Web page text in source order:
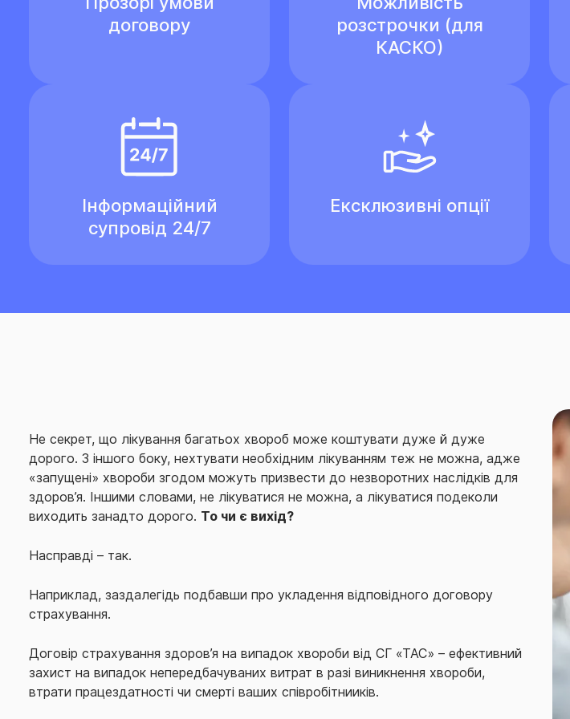
договору
розстрочки (для
КАСКО)
Інформаційний
супровід 24/7
Ексклюзивні опції
Не секрет, що лікування багатьох хвороб може коштувати дуже й дуже
дорого. З іншого боку, нехтувати необхідним лікуванням теж не можна, адже
«запущені» хвороби згодом можуть призвести до незворотних наслідків для
здоров’я. Іншими словами, не лікуватися не можна, а лікуватися подеколи
виходить занадто дорого. То чи є вихід?
Насправді – так.
Наприклад, заздалегідь подбавши про укладення відповідного договору
страхування.
Договір страхування здоров’я на випадок хвороби від СГ «ТАС» – ефективний
захист на випадок непередбачуваних витрат в разі виникнення хвороби,
втрати працездатності чи смерті ваших співробітнииків.